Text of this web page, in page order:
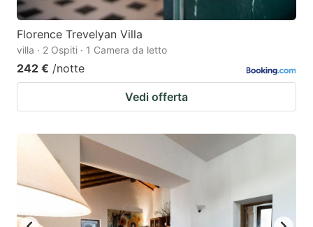
Florence Trevelyan Villa
villa · 2 Ospiti · 1 Camera da letto
242 € /notte
Vedi offerta